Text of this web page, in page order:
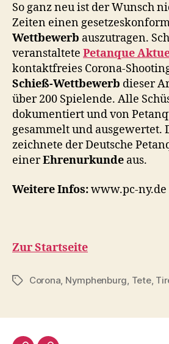
So ganz neu ist der Wunsch
Zeiten einen
Wettbewerb auszutragen.
veranstaltete Petanque
kontaktfreies Corona-
Schieß-Wettbewerb dieser
über 200 Spielende. Alle
dokumentiert und von
gesammelt und ausgewertet.
zeichnete der Deutsche
einerEhrenurkunde aus.
Weitere Infos:www.pc-ny.de
Zur Startseite
Schlagwörter
Corona Nymphenburg Tete,